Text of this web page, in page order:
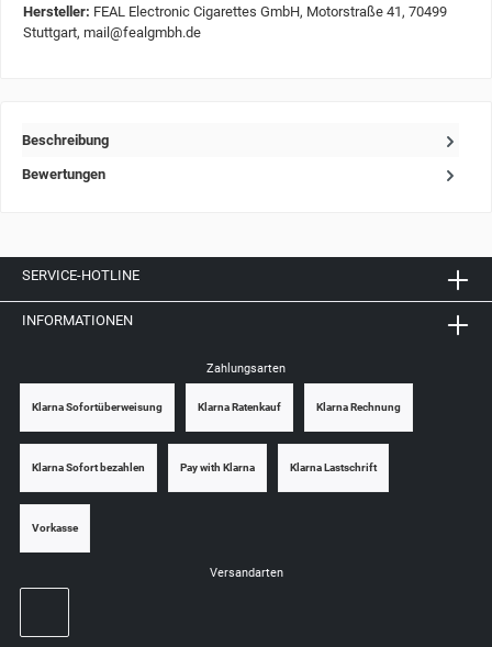
Hersteller: FEAL Electronic Cigarettes GmbH, Motorstraße 41, 70499
Stuttgart, mail@fealgmbh.de
Beschreibung
Bewertungen
SERVICE-HOTLINE
INFORMATIONEN
Zahlungsarten
Klarna Sofortüberweisung Klarna Ratenkauf Klarna Rechnung
Klarna Sofort bezahlen Pay with Klarna Klarna Lastschrift
Vorkasse
Versandarten